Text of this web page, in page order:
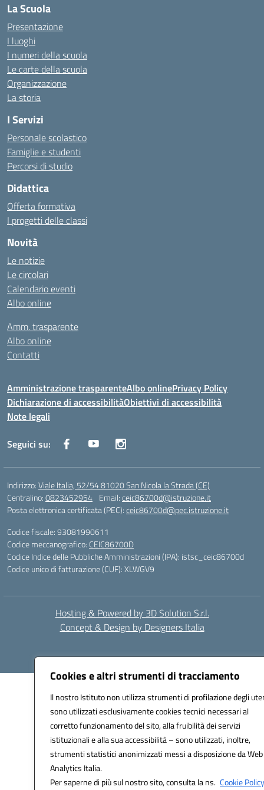
Cookies e altri strumenti di tracciamento
Il nostro Istituto non utilizza strumenti di profilazione degli
sono utilizzati esclusivamente cookies tecnici necessari al
corretto funzionamento del sito, alla fruibilità dei servizi
istituzionali e alla sua accessibilità – sono utilizzati, inoltre,
strumenti statistici anonimizzati messi a disposizione da Web
Analytics Italia.
Per saperne di più sul nostro sito, consulta la ns. Cookie
La Scuola
Presentazione
I luoghi
I numeri della scuola
Le carte della scuola
Organizzazione
La storia
I Servizi
Personale scolastico
Famiglie e studenti
Percorsi di studio
Didattica
Offerta formativa
I progetti delle classi
Novità
Le notizie
Le circolari
Calendario eventi
Albo online
Amm. trasparente
Albo online
Contatti
Amministrazione trasparenteAlbo onlinePrivacy Policy
Dichiarazione di accessibilitàObiettivi di accessibilità
Note legali
Seguici su:
Indirizzo:Viale Italia, 52/54 81020 San Nicola la Strada (CE)
Centralino:0823452954 Email:ceic86700d@istruzione.it
Posta elettronica certificata (PEC):ceic86700d@pec.istruzione.it
Codice fiscale: 93081990611
Codice meccanografico: CEIC86700D
Codice Indice delle Pubbliche Amministrazioni (IPA): istsc_ceic86700d
Codice unico di fatturazione (CUF): XLWGV9
Hosting & Powered by 3D Solution S.r.l.
Concept & Design by Designers Italia